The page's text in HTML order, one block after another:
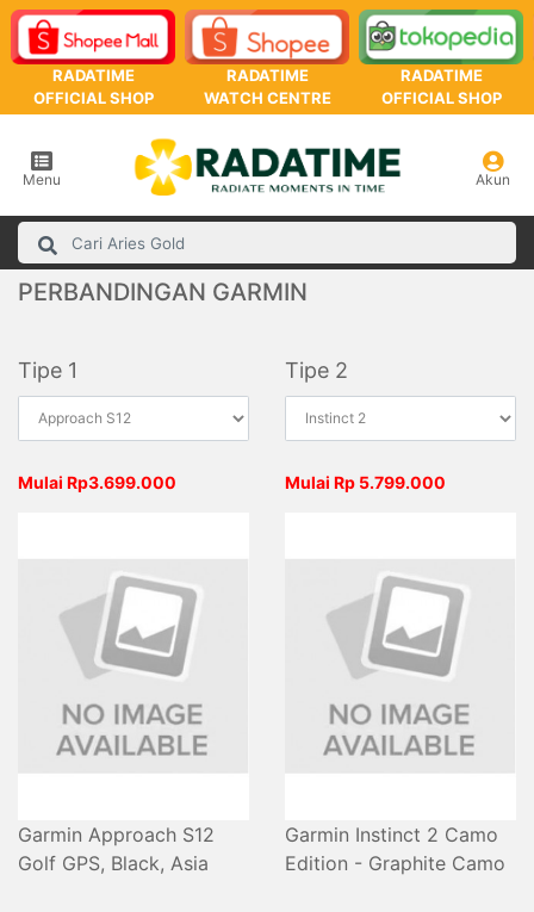
RADATIME
OFFICIAL SHOP
RADATIME
WATCH CENTRE
RADATIME
OFFICIAL SHOP
Menu Akun
PERBANDINGAN GARMIN
Tipe 1 Tipe 2
Mulai Rp3.699.000
Garmin Approach S12
Golf GPS, Black, Asia
Mulai Rp 5.799.000
Garmin Instinct 2 Camo
Edition - Graphite Camo